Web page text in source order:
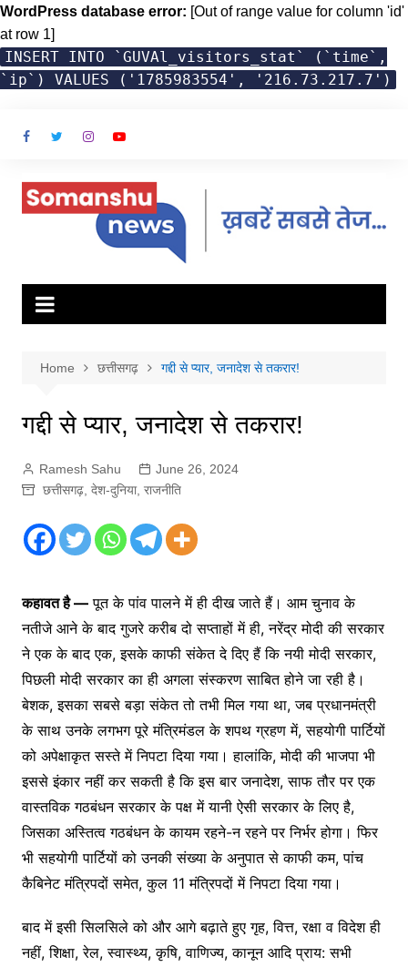
WordPress database error: [Out of range value for column 'id'
at row 1]
INSERT INTO `GUVAl_visitors_stat` (`time`,
`ip`) VALUES ('1785983554', '216.73.217.7')
Home छत्तीसगढ़ गद्दी से प्यार, जनादेश से तकरार!
गद्दी से प्यार, जनादेश से तकरार!
Ramesh Sahu
June 26, 2024
छत्तीसगढ़, देश-दुनिया, राजनीति
कहावत है —पूत के पांव पालने में ही दीख जाते हैं। आम चुनाव के
नतीजे आने के बाद गुजरे करीब दो सप्ताहों में ही, नरेंद्र मोदी की सरकार
ने एक के बाद एक, इसके काफी संकेत दे दिए हैं कि नयी मोदी सरकार,
पिछली मोदी सरकार का ही अगला संस्करण साबित होने जा रही है।
बेशक, इसका सबसे बड़ा संकेत तो तभी मिल गया था, जब प्रधानमंत्री
के साथ उनके लगभग पूरे मंत्रिमंडल के शपथ ग्रहण में, सहयोगी पार्टियों
को अपेक्षाकृत सस्ते में निपटा दिया गया। हालांकि, मोदी की भाजपा भी
इससे इंकार नहीं कर सकती है कि इस बार जनादेश, साफ तौर पर एक
वास्तविक गठबंधन सरकार के पक्ष में यानी ऐसी सरकार के लिए है,
जिसका अस्तित्व गठबंधन के कायम रहने-न रहने पर निर्भर होगा। फिर
भी सहयोगी पार्टियों को उनकी संख्या के अनुपात से काफी कम, पांच
कैबिनेट मंत्रिपदों समेत, कुल 11 मंत्रिपदों में निपटा दिया गया।
बाद में इसी सिलसिले को और आगे बढ़ाते हुए गृह, वित्त, रक्षा व विदेश ही
नहीं, शिक्षा, रेल, स्वास्थ्य, कृषि, वाणिज्य, कानून आदि प्राय: सभी